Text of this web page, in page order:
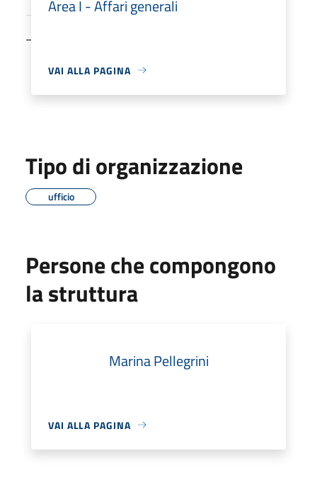
Area I - Affari generali
VAI ALLA PAGINA
Tipo di organizzazione
ufficio
Persone che compongono
la struttura
Marina Pellegrini
VAI ALLA PAGINA